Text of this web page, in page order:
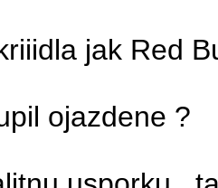
jak Red
ojazdene ?